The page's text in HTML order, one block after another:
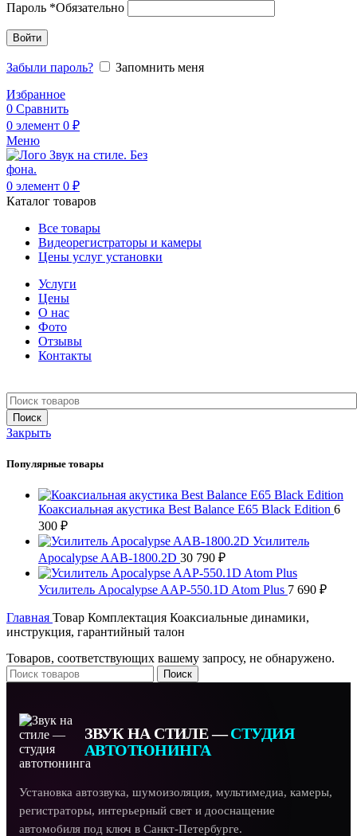
Пароль *Обязательно
Войти
Забыли пароль?
Запомнить меня
Избранное
0 Сравнить
0 элемент 0 ₽
Меню
0 элемент 0 ₽
Каталог товаров
Все товары
Видеорегистраторы и камеры
Цены услуг установки
Услуги
Цены
О нас
Фото
Отзывы
Контакты
Поиск
Закрыть
Популярные товары
Коаксиальная акустика Best Balance E65 Black Edition 6
300 ₽
Усилитель
Apocalypse AAB-1800.2D 30 790 ₽
Усилитель Apocalypse AAP-550.1D Atom Plus 7 690 ₽
Главная Товар Комплектация Коаксиальные динамики,
инструкция, гарантийный талон
Товаров, соответствующих вашему запросу, не обнаружено.
Поиск
ЗВУК НА СТИЛЕ —СТУДИЯ
АВТОТЮНИНГА
Установка автозвука, шумоизоляция, мультимедиа, камеры,
регистраторы, интерьерный свет и дооснащение
автомобиля под ключ в Санкт-Петербурге.